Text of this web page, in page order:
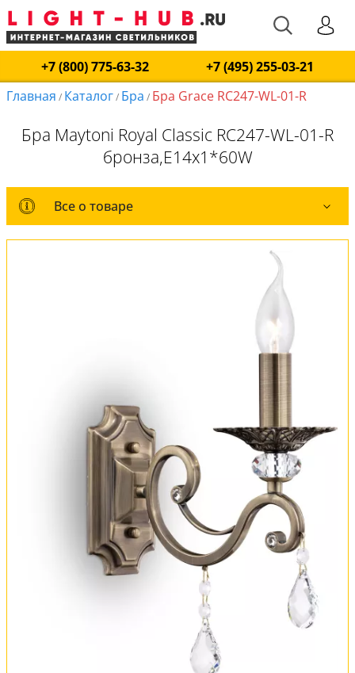
+7 (800) 775-63-32
+7 (495) 255-03-21
Главная / Каталог/ Бра / Бра Grace RC247-WL-01-R
Бра Maytoni Royal Classic RC247-WL-01-R
бронза,E14x1*60W
Все о товаре
Все о товаре
Установка